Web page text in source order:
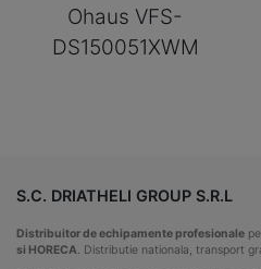
Ohaus VFS-
DS150051XWM
S.C. DRIATHELI GROUP S.R.L
Distribuitor de echipamente profesionale
si HORECA. Distributie nationala, transport